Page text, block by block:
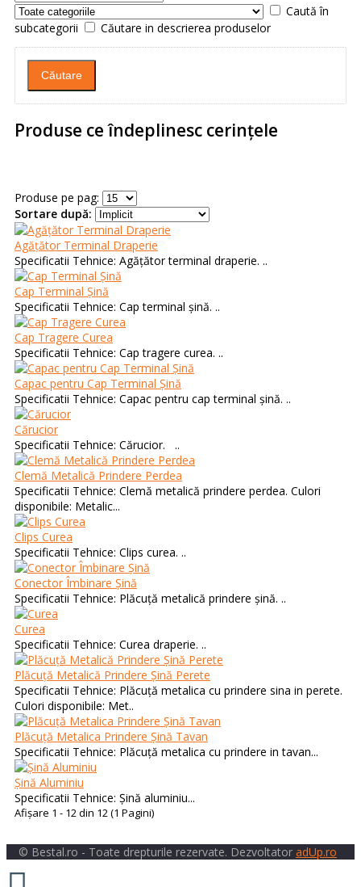
Caută în
subcategorii
Căutare in descrierea produselor
Produse ce îndeplinesc cerinţele
Produse pe pag:
Sortare după:
Agățător Terminal Draperie
Specificatii Tehnice: Agățător terminal draperie. ..
Cap Terminal Șină
Specificatii Tehnice: Cap terminal șină. ..
Cap Tragere Curea
Specificatii Tehnice: Cap tragere curea. ..
Capac pentru Cap Terminal Șină
Specificatii Tehnice: Capac pentru cap terminal șină. ..
Cărucior
Specificatii Tehnice: Cărucior. ..
Clemă Metalică Prindere Perdea
Specificatii Tehnice: Clemă metalică prindere perdea. Culori
disponibile: Metalic...
Clips Curea
Specificatii Tehnice: Clips curea. ..
Conector Îmbinare Șină
Specificatii Tehnice: Plăcuță metalică prindere șină. ..
Curea
Specificatii Tehnice: Curea draperie. ..
Plăcuță Metalică Prindere Șină Perete
Specificatii Tehnice: Plăcuță metalica cu prindere sina in perete.
Culori disponibile: Met..
Plăcuță Metalica Prindere Șină Tavan
Specificatii Tehnice: Plăcuță metalica cu prindere in tavan...
Șină Aluminiu
Specificatii Tehnice: Șină aluminiu...
Afişare 1 - 12 din 12 (1 Pagini)
© Bestal.ro - Toate drepturile rezervate. Dezvoltator adUp.ro